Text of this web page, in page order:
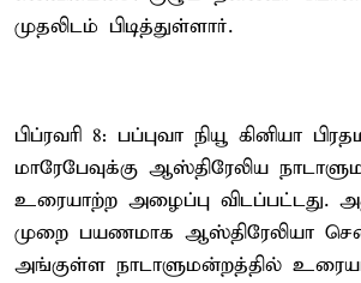
முதலிடம் பிடித்துள்ளார்.
பிப்ரவரி 8: பப்புவா நியூ கினியா
மாரேபேவுக்கு ஆஸ்திரேலிய
உரையாற்ற அழைப்பு விடப்பட்டது.
முறை பயணமாக ஆஸ்திரேலியா
அங்குள்ள நாடாளுமன்றத்தில்